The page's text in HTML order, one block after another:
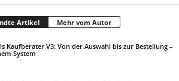
Artikel Mehr vom Autor
Kaufberater V3: Von der Auswahl bis zur Bestellung –
System